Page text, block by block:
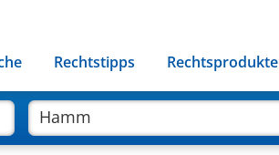
Rechtstipps Rechtsprodukte